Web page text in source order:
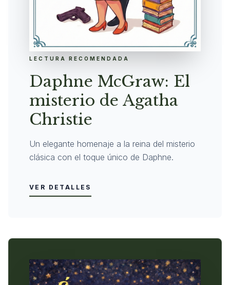
LECTURA RECOMENDADA
Daphne McGraw: El
misterio de Agatha
Christie
Un elegante homenaje a la reina del misterio
clásica con el toque único de Daphne.
VER DETALLES